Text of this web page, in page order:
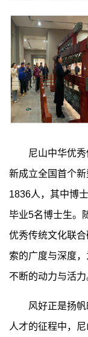
尼山中华优秀
新成立全国首个
1836人，其中博
毕业5名博士生。
优秀传统文化联
索的广度与深度
不断的动力与活力
风好正是扬
人才的征程中，